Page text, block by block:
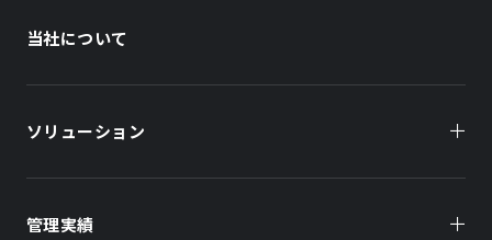
当社について
ソリューション
オーナー様向け
管理実績